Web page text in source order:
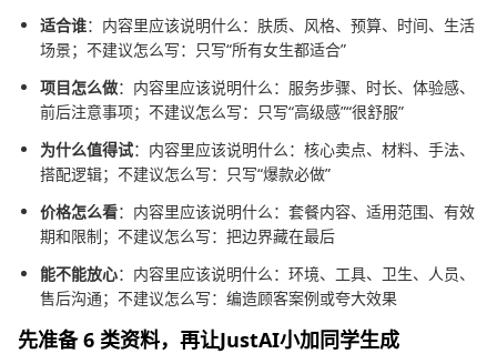
适合谁：内容里应该说明什么：肤质、风格、预算、时间、生活
场景；不建议怎么写：只写“所有女生都适合”
项目怎么做：内容里应该说明什么：服务步骤、时长、体验感、
前后注意事项；不建议怎么写：只写“高级感”“很舒服”
为什么值得试：内容里应该说明什么：核心卖点、材料、手法、
搭配逻辑；不建议怎么写：只写“爆款必做”
价格怎么看：内容里应该说明什么：套餐内容、适用范围、有效
期和限制；不建议怎么写：把边界藏在最后
能不能放心：内容里应该说明什么：环境、工具、卫生、人员、
售后沟通；不建议怎么写：编造顾客案例或夸大效果
先准备 6 类资料，再让JustAI小加同学生成